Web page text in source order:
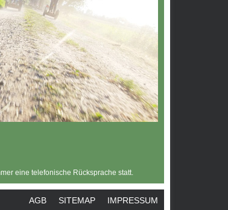
eine telefonische Rücksprache statt.
IMPRESSUM
SITEMAP
AGB